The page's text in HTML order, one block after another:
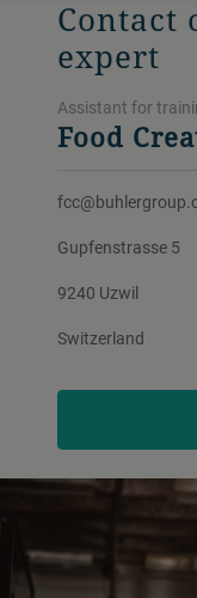
Contact
expert
Assistant for
Food
Gupfenstrasse 5
9240 Uzwil
Switzerland